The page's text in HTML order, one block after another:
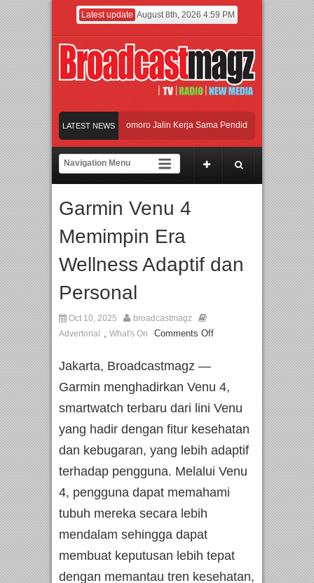
Latest update August 8th, 2026 4:59 PM
LATEST NEWS
Universitas Agung Podomoro Jalin Kerja Sama Pendidikan dan Riset untuk
Jakarta dengan Ribuan Mainan dan Produk Bayi dari Seluruh Dunia,
Universitas Agung Podomoro Jalin Kerja Sama Pendidikan dan Riset untuk
Garmin Venu 4
Memimpin Era
Wellness Adaptif dan
Personal
Oct 10, 2025
broadcastmagz
Advertorial
, What's On Comments Off
Jakarta, Broadcastmagz —
Garmin menghadirkan Venu 4,
smartwatch terbaru dari lini Venu
yang hadir dengan fitur kesehatan
dan kebugaran, yang lebih adaptif
terhadap pengguna. Melalui Venu
4, pengguna dapat memahami
tubuh mereka secara lebih
mendalam sehingga dapat
membuat keputusan lebih tepat
dengan memantau tren kesehatan,